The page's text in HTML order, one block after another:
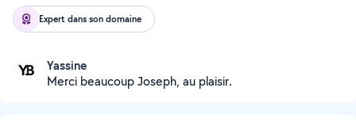
Expert dans son domaine
Yassine
Merci beaucoup Joseph, au plaisir.